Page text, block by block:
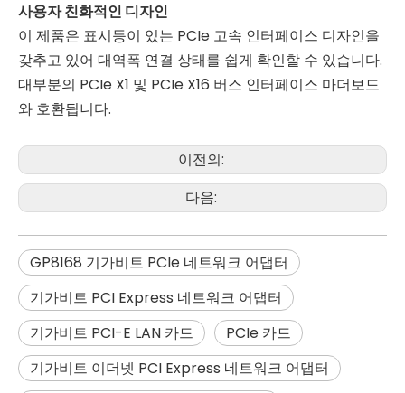
사용자 친화적인 디자인
이 제품은 표시등이 있는 PCIe 고속 인터페이스 디자인을
갖추고 있어 대역폭 연결 상태를 쉽게 확인할 수 있습니다.
대부분의 PCIe X1 및 PCIe X16 버스 인터페이스 마더보드
와 호환됩니다.
이전의:
다음:
GP8168 기가비트 PCIe 네트워크 어댑터
기가비트 PCI Express 네트워크 어댑터
기가비트 PCI-E LAN 카드
PCIe 카드
기가비트 이더넷 PCI Express 네트워크 어댑터